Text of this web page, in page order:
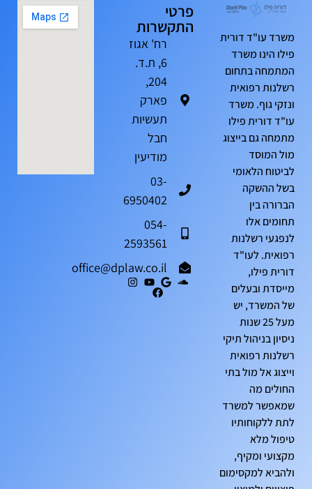
משרד עו"ד דורית
פילו הינו משרד
המתמחה בתחום
רשלנות רפואית
ונזקי גוף. משרד
עו"ד דורית פילו
מתמחה גם בייצוג
מול המוסד
לביטוח הלאומי
בשל ההשקה
הברורה בין
תחומים אלו
לנפגעי רשלנות
רפואית. לעו"ד
דורית פילו,
מייסדת ובעלים
של המשרד, יש
מעל 25 שנות
ניסיון בניהול תיקי
רשלנות רפואית
וייצוג אל מול בתי
החולים מה
שמאפשר למשרד
לתת ללקוחותיו
טיפול מלא
מקצועי ומקיף,
ולהביא למקסימום
פרטי
התקשרות
רח' אגוז
6, ת.ד.
204,
פארק
תעשיות
חבל
מודיעין
03-
6950402
054-
2593561
office@dplaw.co.il